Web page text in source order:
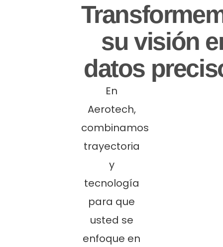
su visión
datos
En
Aerotech,
combinamos
trayectoria
y
tecnología
para que
usted se
enfoque en